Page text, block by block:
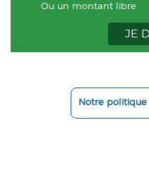
Ou un montant libre
JE
Notre